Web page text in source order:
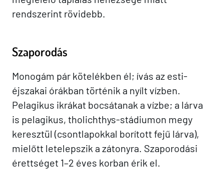
rendszerint rövidebb.
Szaporodás
Monogám pár kötelékben él; ívás az esti-
éjszakai órákban történik a nyílt vízben.
Pelagikus ikrákat bocsátanak a vízbe; a lárva
is pelagikus, tholichthys-stádiumon megy
keresztül (csontlapokkal borított fejű lárva),
mielőtt letelepszik a zátonyra. Szaporodási
érettséget 1–2 éves korban érik el.